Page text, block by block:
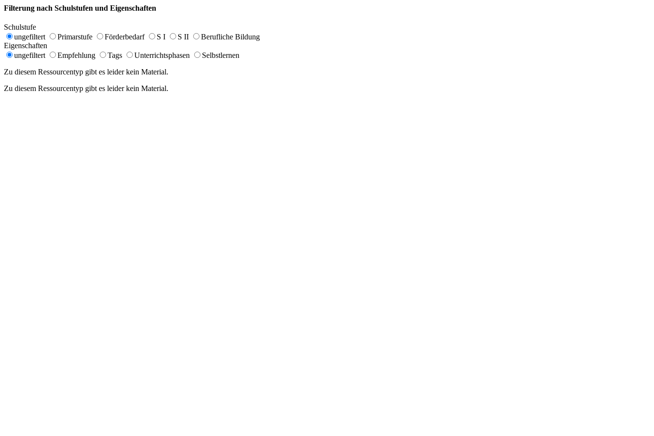
Filterung nach Schulstufen und Eigenschaften
Schulstufe
ungefiltert
Primarstufe Förderbedarf S I S II
Berufliche Bildung
Eigenschaften
ungefiltert
Empfehlung Tags Unterrichtsphasen
Selbstlernen
Zu diesem Ressourcentyp gibt es leider kein Material.
Zu diesem Ressourcentyp gibt es leider kein Material.